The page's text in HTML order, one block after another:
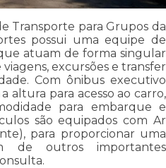
Transporte para Grupos da
possui uma equipe de
atuam de forma singular
excursões e transfer
Com ônibus executivo
altura para acesso ao carro,
para embarque e
são equipados com Ar
para proporcionar uma
de outros importantes